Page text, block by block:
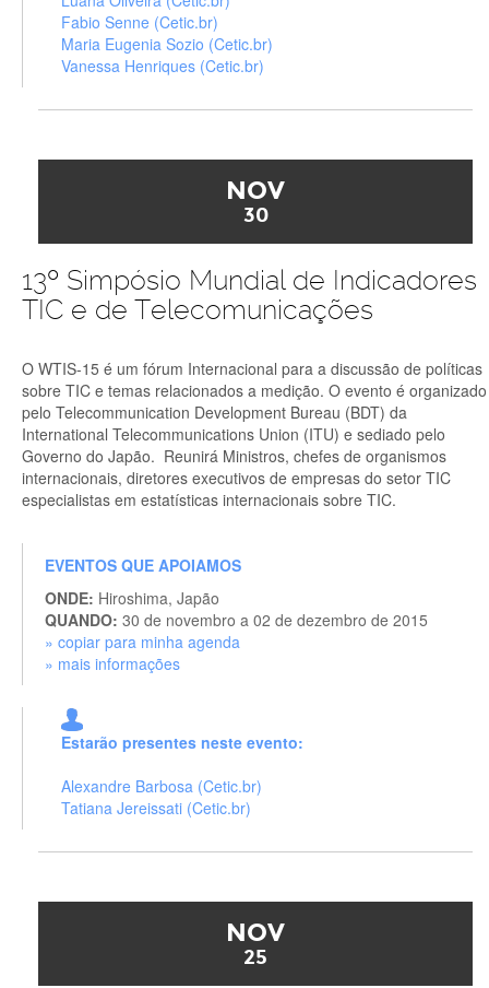
Fabio Senne (Cetic.br)
Maria Eugenia Sozio (Cetic.br)
Vanessa Henriques (Cetic.br)
NOV
30
13º Simpósio Mundial de Indicadores
TIC e de Telecomunicações
O WTIS-15 é um fórum Internacional para a discussão de políticas
sobre TIC e temas relacionados a medição. O evento é organizado
pelo Telecommunication Development Bureau (BDT) da
International Telecommunications Union (ITU) e sediado pelo
Governo do Japão. Reunirá Ministros, chefes de organismos
internacionais, diretores executivos de empresas do setor TIC
especialistas em estatísticas internacionais sobre TIC.
EVENTOS QUE APOIAMOS
ONDE: Hiroshima, Japão
QUANDO: 30 de novembro a 02 de dezembro de 2015
» copiar para minha agenda
» mais informações
Estarão presentes neste evento:
Alexandre Barbosa (Cetic.br)
Tatiana Jereissati (Cetic.br)
NOV
25